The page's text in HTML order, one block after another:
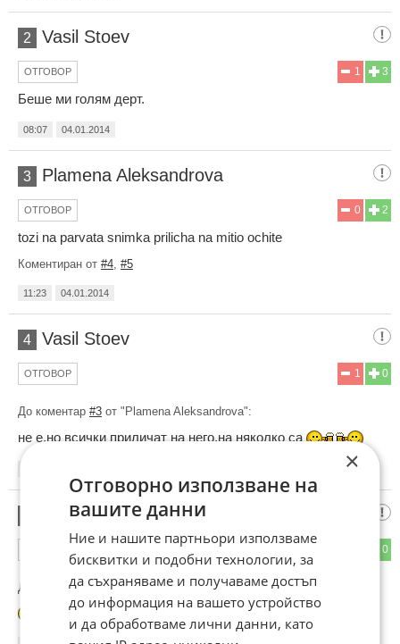
2 Vasil Stoev
3
1
ОТГОВОР
Беше ми голям дерт.
08:07 04.01.2014
3 Plamena Aleksandrova
2
0
ОТГОВОР
tozi na parvata snimka prilicha na mitio ochite
Коментиран от #4 #5
11:23 04.01.2014
4 Vasil Stoev
0
1
ОТГОВОР
До коментар #3 от "Plamena Aleksandrova":
не е,но всички приличат на него,на няколко са
БУМЕР КАМОР
0
До коментар#3от "Plamena Aleksandrova":
×
Отговорно използване на
вашите данни
Ние и нашите партньори използваме
бисквитки и подобни технологии, за
да съхраняваме и получаваме достъп
до информация на вашето устройство
и да обработваме лични данни, като